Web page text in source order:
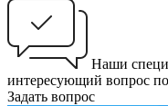
Наши
интересующий вопрос
Задать вопрос